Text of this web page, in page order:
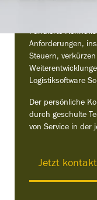
Fundierte
Anforderungen,
Steuern,
Logistiksoftware
Der persönliche
durch geschulte
von Service in der
Jetzt